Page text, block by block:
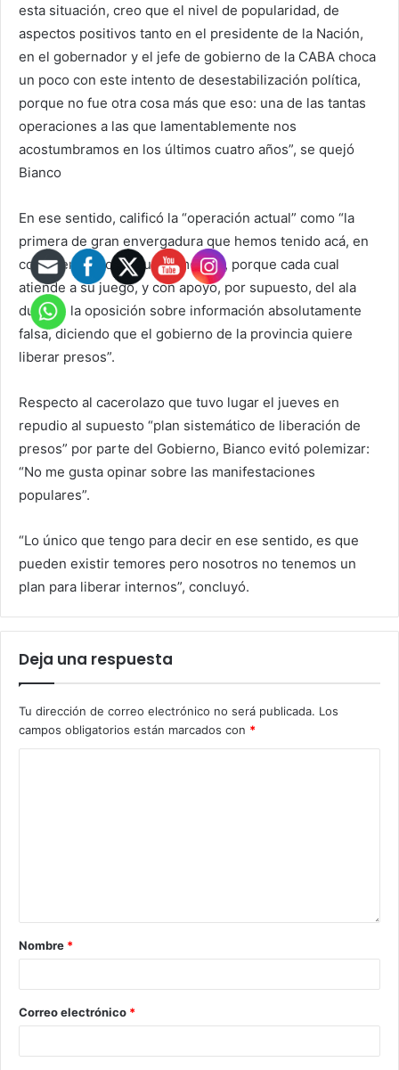
esta situación, creo que el nivel de popularidad, de
aspectos positivos tanto en el presidente de la Nación,
en el gobernador y el jefe de gobierno de la CABA choca
un poco con este intento de desestabilización política,
porque no fue otra cosa más que eso: una de las tantas
operaciones a las que lamentablemente nos
acostumbramos en los últimos cuatro años”, se quejó
Bianco
En ese sentido, calificó la “operación actual” como “la
primera de gran envergadura que hemos tenido acá, en
connivencia con algunos medios, porque cada cual
atiende a su juego, y con apoyo, por supuesto, del ala
dura de la oposición sobre información absolutamente
falsa, diciendo que el gobierno de la provincia quiere
liberar presos”.
Respecto al cacerolazo que tuvo lugar el jueves en
repudio al supuesto “plan sistemático de liberación de
presos” por parte del Gobierno, Bianco evitó polemizar:
“No me gusta opinar sobre las manifestaciones
populares”.
“Lo único que tengo para decir en ese sentido, es que
pueden existir temores pero nosotros no tenemos un
plan para liberar internos”, concluyó.
Deja una respuesta
Tu dirección de correo electrónico no será publicada. Los
campos obligatorios están marcados con *
Nombre *
Correo electrónico *